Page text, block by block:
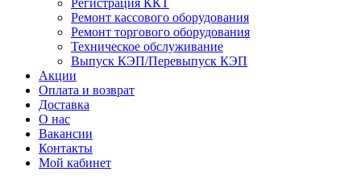
Регистрация ККТ
Ремонт кассового оборудования
Ремонт торгового оборудования
Техническое обслуживание
Выпуск КЭП/Перевыпуск КЭП
Акции
Оплата и возврат
Доставка
О нас
Вакансии
Контакты
Мой кабинет